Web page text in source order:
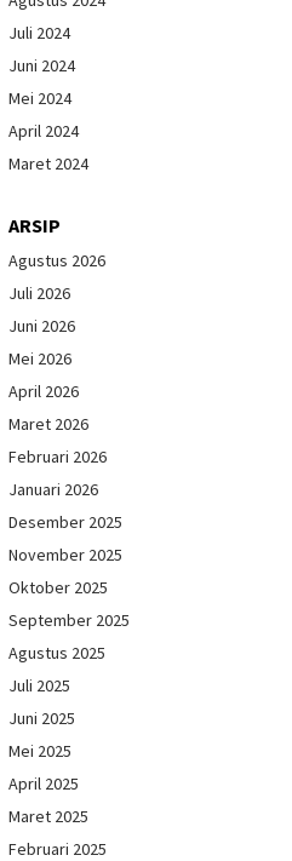
Juli 2024
Juni 2024
Mei 2024
April 2024
Maret 2024
ARSIP
Agustus 2026
Juli 2026
Juni 2026
Mei 2026
April 2026
Maret 2026
Februari 2026
Januari 2026
Desember 2025
November 2025
Oktober 2025
September 2025
Agustus 2025
Juli 2025
Juni 2025
Mei 2025
April 2025
Maret 2025
Februari 2025